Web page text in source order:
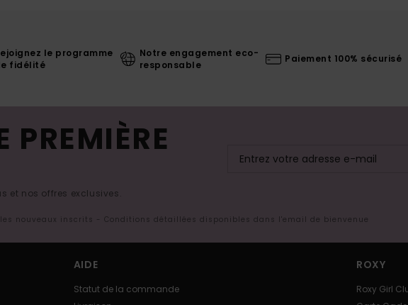
le programme
fidélité
Notre engagement eco-
responsable
Paiement 100% sécurisé
PREMIÈRE
et nos offres exclusives.
nouveaux inscrits - Conditions détaillées disponibles dans l'email de bienvenue
AIDE
Statut de la commande
ROXY
Roxy Girl